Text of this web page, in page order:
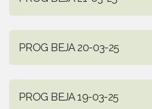
PROG BEJA 20-03-25
PROG BEJA 19-03-25